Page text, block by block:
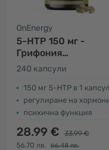
OnEnergy
5-HTP 150 мг -
Грифония
симплицифолия
240 капсули
150 мг 5-HTP в 1
регулиране на
психична функция
28.99 €
33.99 €
56.70 лв.
66.48 лв.